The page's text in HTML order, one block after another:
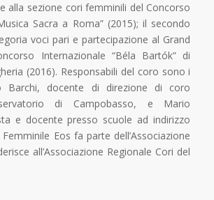
alla sezione cori femminili del Concorso
Sacra a Roma” (2015); il secondo
voci pari e partecipazione al Grand
Internazionale “Béla Bartók” di
(2016). Responsabili del coro sono i
Barchi, docente di direzione di coro
di Campobasso, e Mario
e docente presso scuole ad indirizzo
Eos fa parte dell’Associazione
all’Associazione Regionale Cori del